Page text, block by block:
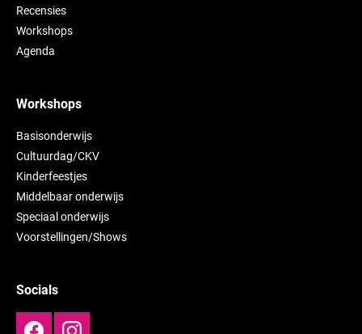
Recensies
Workshops
Agenda
Workshops
Basisonderwijs
Cultuurdag/CKV
Kinderfeestjes
Middelbaar onderwijs
Speciaal onderwijs
Voorstellingen/Shows
Socials